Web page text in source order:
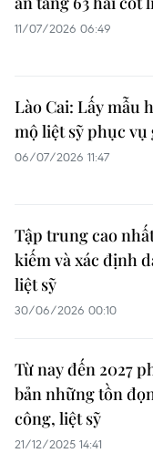
11/07/2026 06:49
Lào Cai: Lấy mẫu
mộ liệt sỹ phục
06/07/2026 11:47
Tập trung cao
kiếm và xác định
liệt sỹ
30/06/2026 00:10
Từ nay đến 2027
bản những tồn
công, liệt sỹ
21/12/2025 14:41